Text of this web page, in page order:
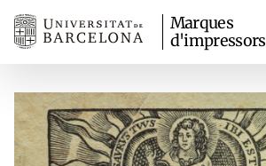
Marques
d'impressors